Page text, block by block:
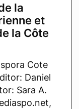
la
et
la Côte
Cote
Daniel
Sara A.